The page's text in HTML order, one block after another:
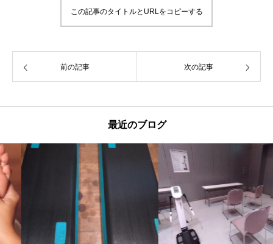
この記事のタイトルとURLをコピーする
前の記事 次の記事
最近のブログ